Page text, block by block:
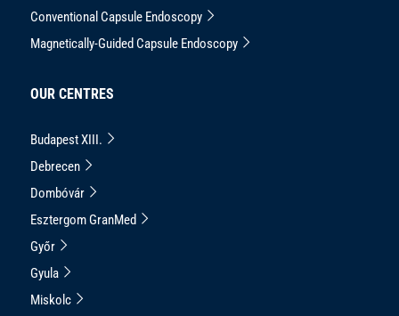
Conventional Capsule Endoscopy
Magnetically-Guided Capsule Endoscopy
OUR CENTRES
Budapest XIII.
Debrecen
Dombóvár
Esztergom GranMed
Győr
Gyula
Miskolc